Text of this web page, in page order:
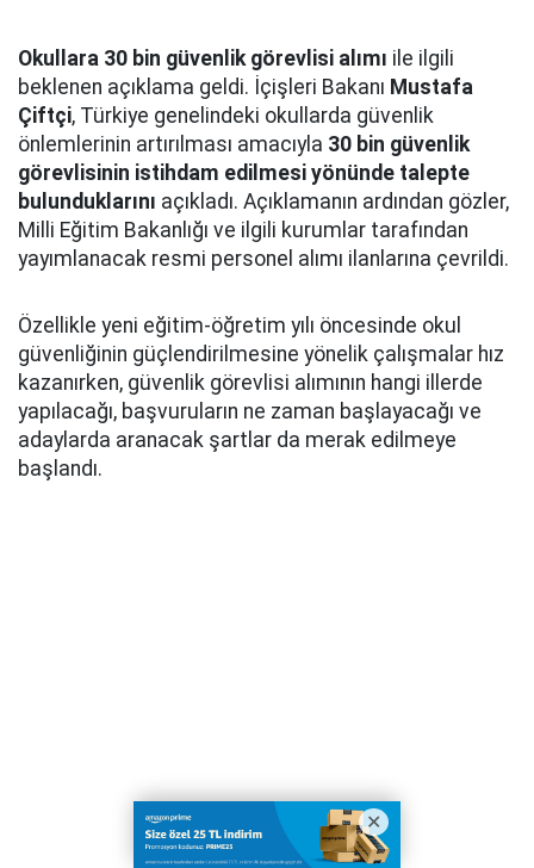
Okullara 30 bin güvenlik görevlisi alımı ile ilgili
beklenen açıklama geldi. İçişleri Bakanı Mustafa
Çiftçi, Türkiye genelindeki okullarda güvenlik
önlemlerinin artırılması amacıyla 30 bin güvenlik
görevlisinin istihdam edilmesi yönünde talepte
bulunduklarını açıkladı. Açıklamanın ardından gözler,
Milli Eğitim Bakanlığı ve ilgili kurumlar tarafından
yayımlanacak resmi personel alımı ilanlarına çevrildi.
Özellikle yeni eğitim-öğretim yılı öncesinde okul
güvenliğinin güçlendirilmesine yönelik çalışmalar hız
kazanırken, güvenlik görevlisi alımının hangi illerde
yapılacağı, başvuruların ne zaman başlayacağı ve
adaylarda aranacak şartlar da merak edilmeye
başlandı.